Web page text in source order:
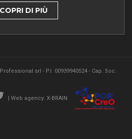
DI PIÙ
srl - P.I. 00939940524 - Cap. Soc.
| Web agency: X-BRAIN